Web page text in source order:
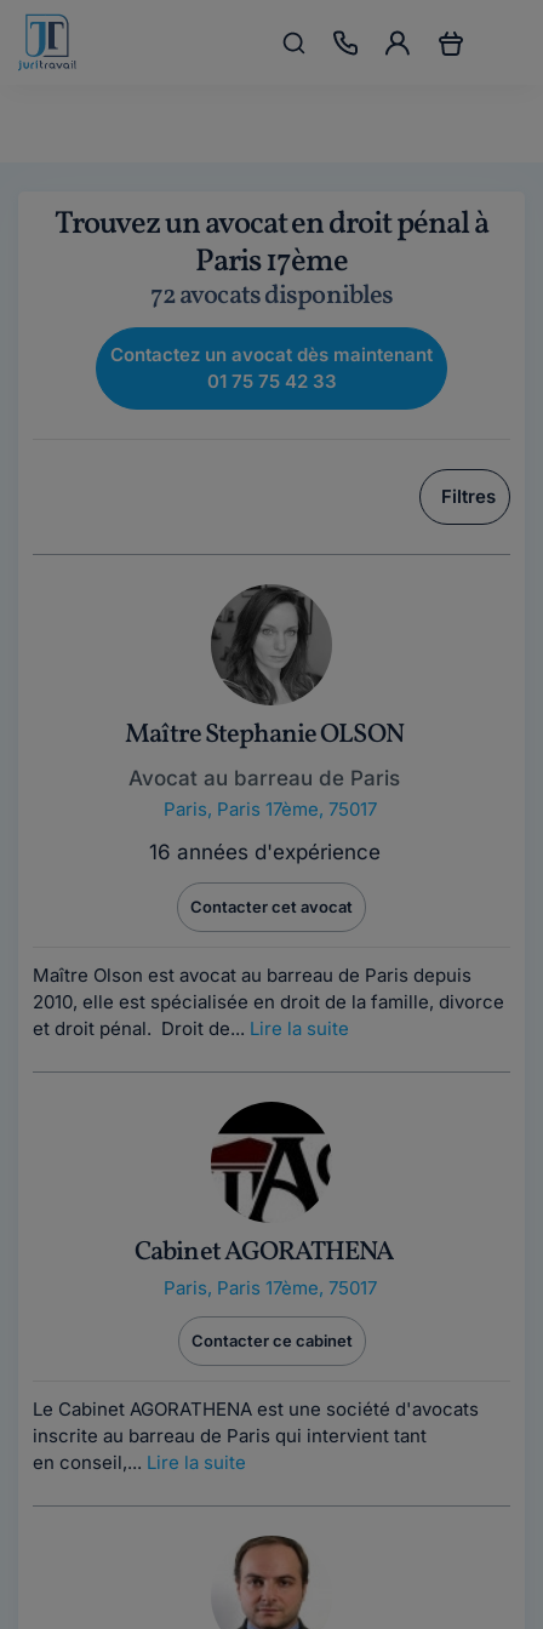
Trouvez un avocat en droit pénal à
Paris 17ème
72 avocats disponibles
Contactez un avocat dès maintenant
01 75 75 42 33
Filtres
Maître Stephanie OLSON
Avocat au barreau de Paris
Paris, Paris 17ème, 75017
16 années d'expérience
Contacter cet avocat
Maître Olson est avocat au barreau de Paris depuis
2010, elle est spécialisée en droit de la famille, divorce
et droit pénal. Droit de... Lire la suite
Cabinet AGORATHENA
Paris, Paris 17ème, 75017
Contacter ce cabinet
Le Cabinet AGORATHENA est une société d'avocats
inscrite au barreau de Paris qui intervient tant
en conseil,... Lire la suite